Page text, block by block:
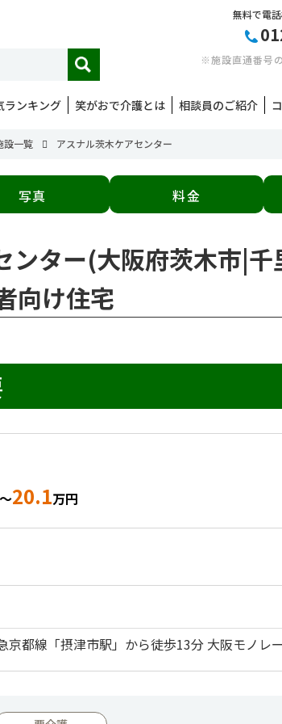
無料で電
※施設直通番号
ランキング 笑がおで介護とは 相談員のご紹介
設一覧 アスナル茨木ケアセンター
写真 料金
ンター(大阪府茨木市|
向け住宅
20.1万円
京都線「摂津市駅」から徒歩13分 大阪モノレ